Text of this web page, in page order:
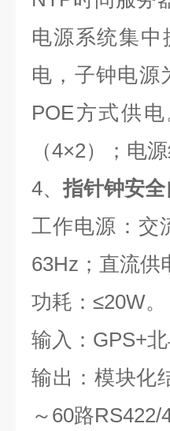
电源系统集中
电，子钟电源
POE方式供
（4×2）；电
4、指针钟安
工作电源：交
63Hz ；直流供
功耗：≤20W。
输入： GPS+
输出：模块化
～ 60路RS422/